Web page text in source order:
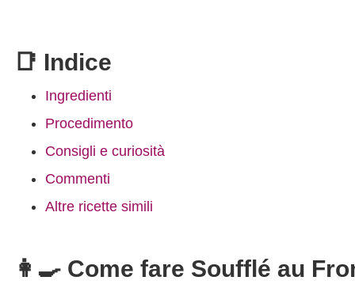
📑 Indice
Ingredienti
Procedimento
Consigli e curiosità
Commenti
Altre ricette simili
👩‍🍳 Come fare Soufflé au